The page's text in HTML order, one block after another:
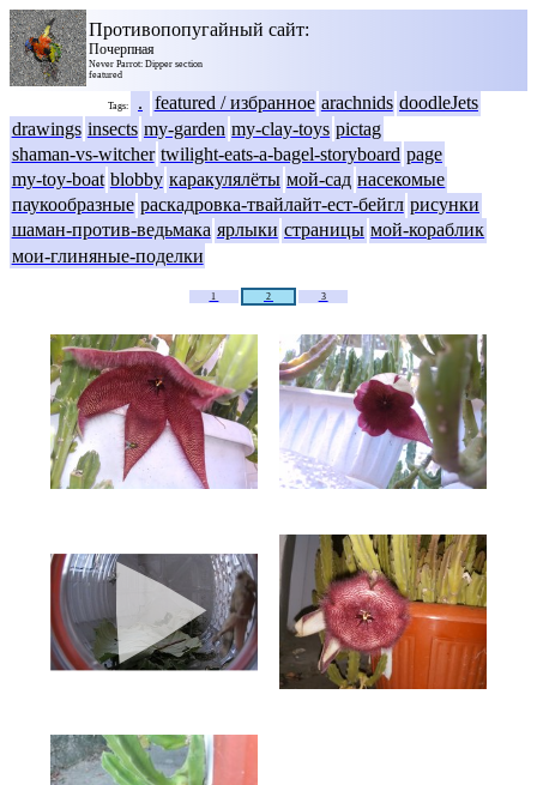
Противопопугайный сайт:
Почерпная
Never Parrot: Dipper section
featured
Tags: . featured / избранное arachnids doodleJets
drawings insects my-garden my-clay-toys pictag
shaman-vs-witcher twilight-eats-a-bagel-storyboard page
my-toy-boat blobby каракулялёты мой-сад насекомые
паукообразные раскадровка-твайлайт-ест-бейгл рисунки
шаман-против-ведьмака ярлыки страницы мой-кораблик
мои-глиняные-поделки
1 2 3